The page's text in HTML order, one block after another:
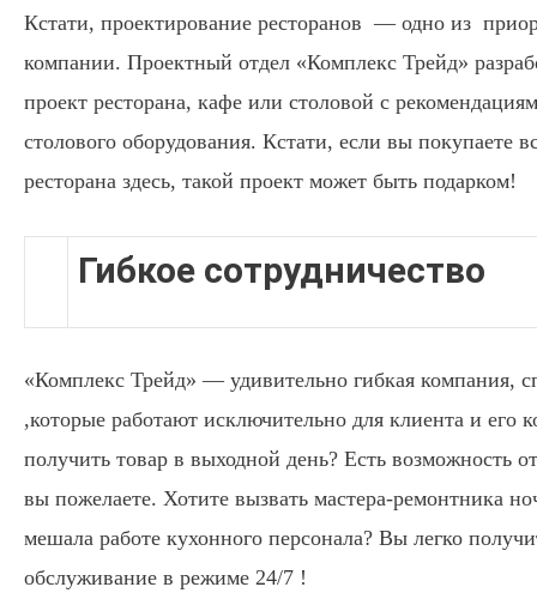
Кстати, проектирование ресторанов — одно из
компании. Проектный отдел «Комплекс Трейд»
проект ресторана, кафе или столовой с
столового оборудования. Кстати, если вы покупаете
ресторана здесь, такой проект может быть подарком!
Гибкое сотрудничество
«Комплекс Трейд» — удивительно гибкая компания,
,которые работают исключительно для клиента и его
получить товар в выходной день? Есть возможность
вы пожелаете. Хотите вызвать мастера-ремонтника
мешала работе кухонного персонала? Вы легко
обслуживание в режиме 24/7 !